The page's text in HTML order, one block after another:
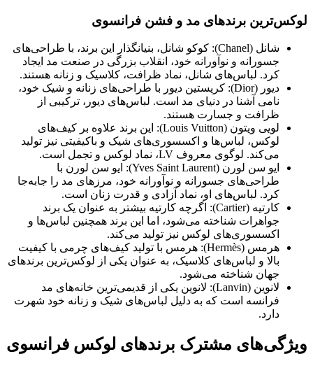
لوکس‌ترین برندهای مد و فشن فرانسوی
شانل (Chanel): کوکو شانل، بنیانگذار این برند، با طراحی‌های
جسورانه و نوآورانه خود، انقلاب بزرگی در صنعت مد ایجاد
کرد. لباس‌های شانل، نماد ظرافت، کلاسیک و زنانه هستند.
دیور (Dior): کریستین دیور با طراحی‌های زنانه و شیک خود،
نامی آشنا در دنیای مد است. لباس‌های دیور، ترکیبی از
ظرافت و جسارت هستند.
لویی ویتون (Louis Vuitton): این برند علاوه بر کیف‌های
لوکس، لباس‌ها و اکسسوری‌های شیک و باکیفیتی نیز تولید
می‌کند. لوگوی معروف LV، نماد لوکس و تجمل است.
ایو سن لورن (Yves Saint Laurent): ایو سن لورن با
طراحی‌های جسورانه و نوآورانه خود، مرزهای مد را جابه‌جا
کرد. لباس‌های او، نماد آزادی و قدرت زنان است.
کارتیه (Cartier): اگرچه کارتیه بیشتر به عنوان یک برند
جواهرات شناخته می‌شود، اما این برند همچنین لباس‌ها و
اکسسوری‌های لوکس نیز تولید می‌کند.
هرمس (Hermès): هرمس با تولید کیف‌های چرمی با کیفیت
بالا و لباس‌های کلاسیک، به عنوان یکی از لوکس‌ترین برندهای
جهان شناخته می‌شود.
لانوین (Lanvin): لانوین یکی از قدیمی‌ترین خانه‌های مد
فرانسه است که به دلیل لباس‌های شیک و زنانه خود شهرت
دارد.
ویژگی‌های مشترک برندهای لوکس فرانسوی